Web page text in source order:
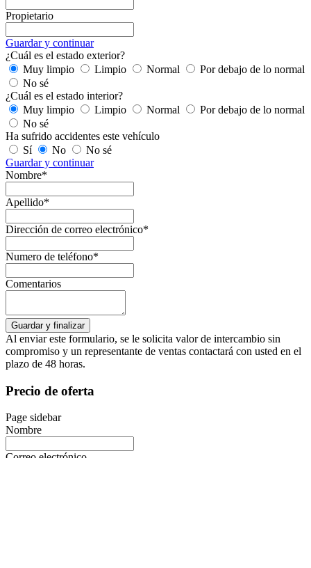
Propietario
Guardar y continuar
¿Cuál es el estado exterior?
Muy limpio
Limpio Normal
Por debajo de lo normal
No sé
¿Cuál es el estado interior?
Muy limpio
Limpio Normal
Por debajo de lo normal
No sé
Ha sufrido accidentes este vehículo
Sí
No
No sé
Guardar y continuar
Nombre*
Apellido*
Dirección de correo electrónico*
Numero de teléfono*
Comentarios
Al enviar este formulario, se le solicita valor de intercambio sin
compromiso y un representante de ventas contactará con usted en el
plazo de 48 horas.
Precio de oferta
Page sidebar
Nombre
Correo electrónico